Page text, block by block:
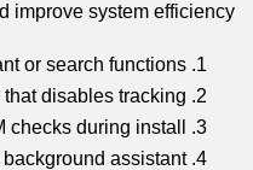
improve system efficiency.
or search functions
disables tracking
during install
assistant